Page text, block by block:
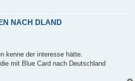
NACH DLAND
kenne der interesse hätte.
mit Blue Card nach Deutschland